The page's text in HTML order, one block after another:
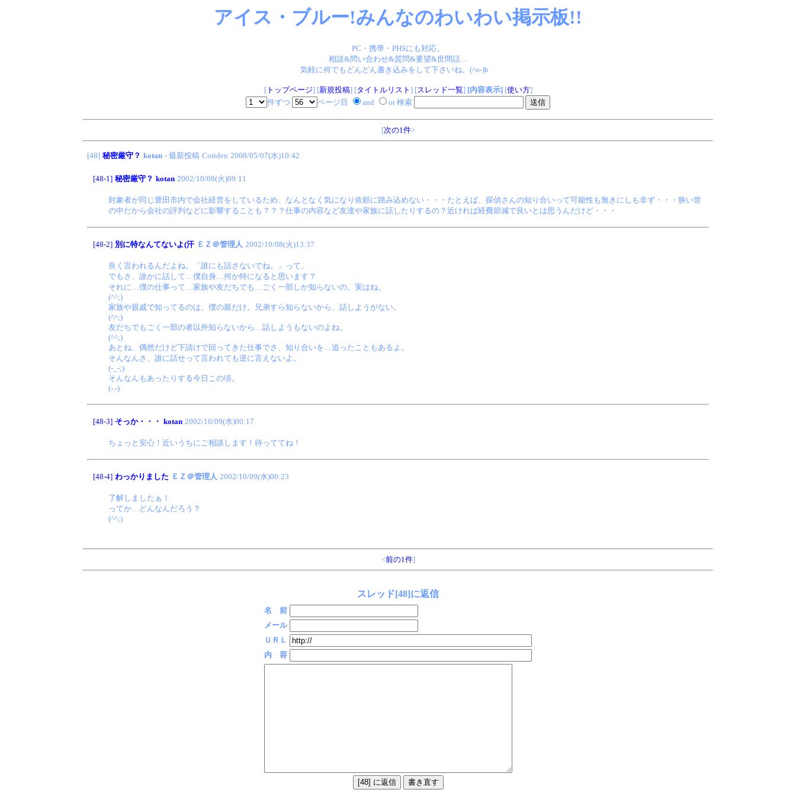
アイス・ブルー!みんなのわいわい掲示板!!
PC・携帯・PHSにも対応。
相談&問い合わせ&質問&要望&世間話…
気軽に何でもどんどん書き込みをして下さいね。(^o-)b
[トップページ] [新規投稿] [タイトルリスト ] [スレッド一覧] [内容表示][使い方]
件ずつ
ページ目 and or 検索
[次の1件>
[48] 秘密厳守？ kotan - 最新投稿 Coriden 2008/05/07(水)10:42
[48-1] 秘密厳守？ kotan 2002/10/08(火)09:11
対象者が同じ豊田市内で会社経営をしているため、なんとなく気になり依頼に踏み込めない・・・たとえば、探偵さんの知り合いって可能性も無きにしも非ず・・・狭い世
の中だから会社の評判などに影響することも？？？仕事の内容など友達や家族に話したりするの？近ければ経費節減で良いとは思うんだけど・・・
[48-2] 別に特なんてないよ(汗 ＥＺ＠管理人 2002/10/08(火)13:37
良く言われるんだよね。「誰にも話さないでね。」って。
でもさ、誰かに話して…僕自身…何か特になると思います？
それに…僕の仕事って…家族や友だちでも…ごく一部しか知らないの。実はね。
(^^;)
家族や親戚で知ってるのは、僕の親だけ。兄弟すら知らないから、話しようがない。
(^^;)
友だちでもごく一部の者以外知らないから…話しようもないのよね。
(^^;)
あとね、偶然だけど下請けで回ってきた仕事でさ、知り合いを…追ったこともあるよ。
そんなんさ、誰に話せって言われても逆に言えないよ。
(-_-;)
そんなんもあったりする今日この頃。
(-.-)
[48-3] そっか・・・ kotan 2002/10/09(水)00:17
ちょっと安心！近いうちにご相談します！待っててね！
[48-4] わっかりました ＥＺ＠管理人 2002/10/09(水)00:23
了解しましたぁ！
ってか…どんなんだろう？
(^^;)
<前の1件]
スレッド[48]に返信
名 前
メール
ＵＲＬ
内 容